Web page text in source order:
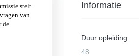
Informatie
Duur opleiding
48